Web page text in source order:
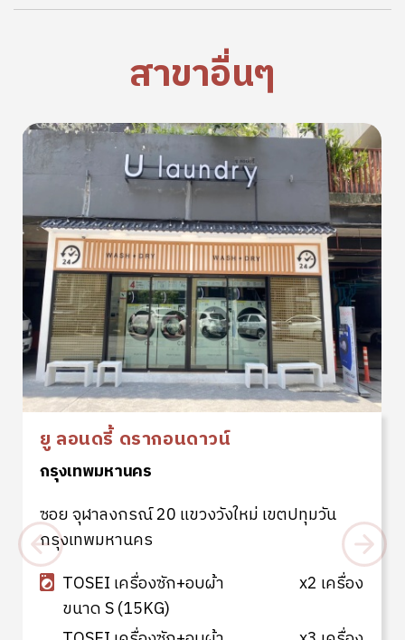
สาขาอื่นๆ
ยู ลอนดรี้ ดรากอนดาวน์
กรุงเทพมหานคร
ซอย จุฬาลงกรณ์ 20 แขวงวังใหม่ เขตปทุมวัน
กรุงเทพมหานคร
TOSEI เครื่องซัก+อบผ้า
ขนาด S (15KG)
x2 เครื่อง